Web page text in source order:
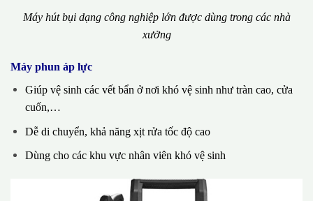
Máy hút bụi dạng công nghiệp lớn được dùng trong các nhà
xưởng
Máy phun áp lực
Giúp vệ sinh các vết bẩn ở nơi khó vệ sinh như tràn cao, cửa
cuốn,…
Dễ di chuyển, khả năng xịt rửa tốc độ cao
Dùng cho các khu vực nhân viên khó vệ sinh